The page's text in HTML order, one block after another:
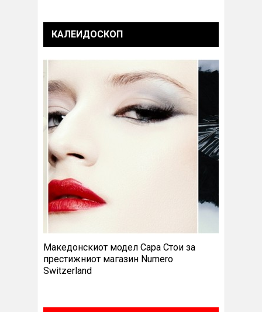
КАЛЕИДОСКОП
Македонскиот модел Сара Стои за
престижниот магазин Numero
Switzerland